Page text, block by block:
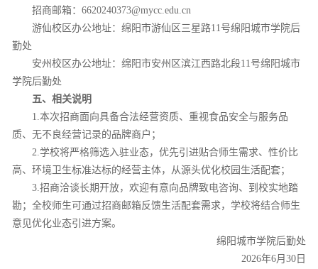
招商邮箱：6620240373@mycc.edu.cn
游仙校区办公地址：绵阳市游仙区三星路11号绵阳城市学院后
勤处
安州校区办公地址：绵阳市安州区滨江西路北段11号绵阳城市
学院后勤处
五、相关说明
1.本次招商面向具备合法经营资质、重视食品安全与服务品
质、无不良经营记录的品牌商户；
2.学校将严格筛选入驻业态，优先引进贴合师生需求、性价比
高、环境卫生标准达标的经营主体，从源头优化校园生活配套；
3.招商洽谈长期开放，欢迎有意向品牌致电咨询、到校实地踏
勘；全校师生可通过招商邮箱反馈生活配套需求，学校将结合师生
意见优化业态引进方案。
绵阳城市学院后勤处
2026年6月30日